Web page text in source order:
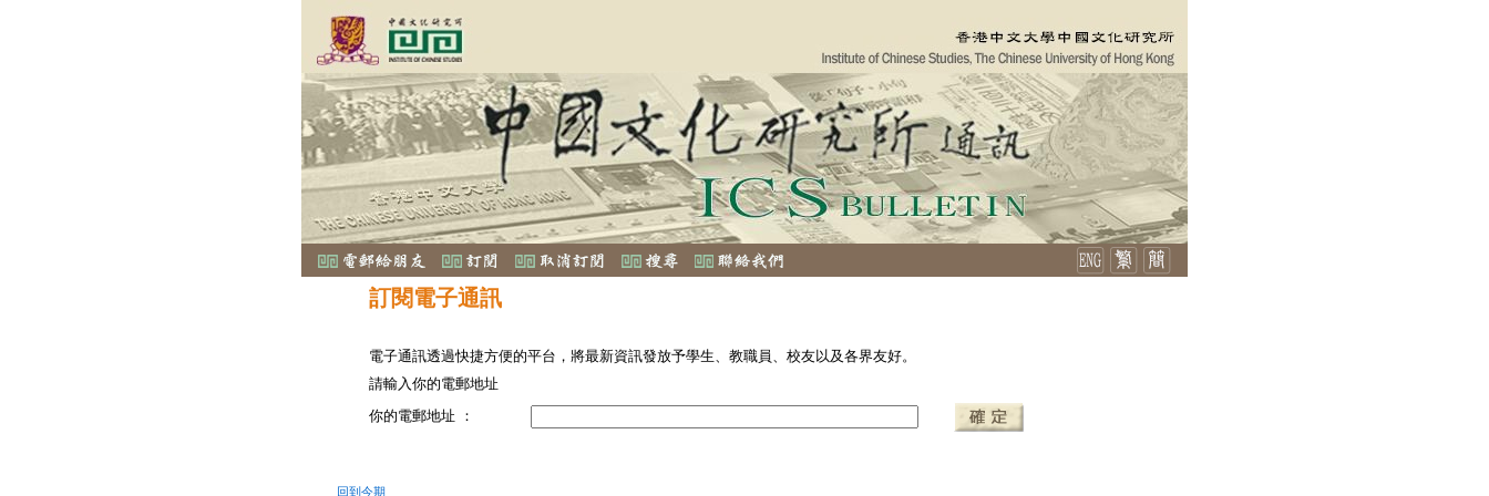
訂閱電子通訊
電子通訊透過快捷方便的平台，將最新資訊發放予學生、教職員、校友以及各界友好。
請輸入你的電郵地址
你的電郵地址 ：
回到今期